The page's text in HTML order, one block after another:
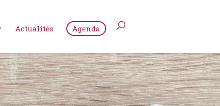
Actualités Agenda